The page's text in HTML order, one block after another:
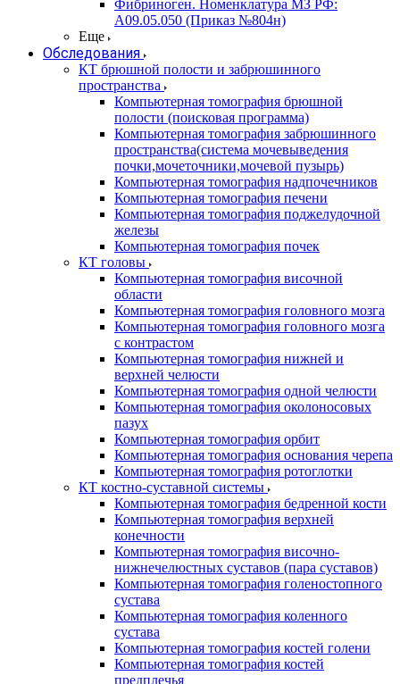
Фибриноген. Номенклатура МЗ РФ:
A09.05.050 (Приказ №804н)
Еще
Обследования
КТ брюшной полости и забрюшинного
пространства
Компьютерная томография брюшной
полости (поисковая программа)
Компьютерная томография забрюшинного
пространства(система мочевыведения
почки,мочеточники,мочевой пузырь)
Компьютерная томография надпочечников
Компьютерная томография печени
Компьютерная томография поджелудочной
железы
Компьютерная томография почек
КТ головы
Компьютерная томография височной
области
Компьютерная томография головного мозга
Компьютерная томография головного мозга
с контрастом
Компьютерная томография нижней и
верхней челюсти
Компьютерная томография одной челюсти
Компьютерная томография околоносовых
пазух
Компьютерная томография орбит
Компьютерная томография основания черепа
Компьютерная томография ротоглотки
КТ костно-суставной системы
Компьютерная томография бедренной кости
Компьютерная томография верхней
конечности
Компьютерная томография височно-
нижнечелюстных суставов (пара суставов)
Компьютерная томография голеностопного
сустава
Компьютерная томография коленного
сустава
Компьютерная томография костей голени
Компьютерная томография костей
предплечья